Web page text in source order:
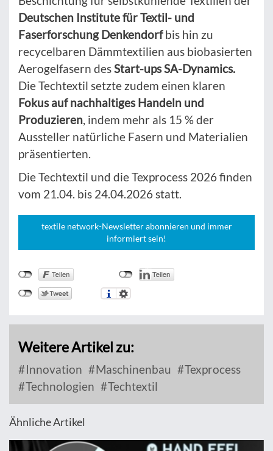
Deutschen Institute für Textil- und
Faserforschung Denkendorfbis hin zu
recycelbaren Dämmtextilien aus biobasierten
Aerogelfasern desStart-ups SA-Dynamics.
Die Techtextil setzte zudem einen klaren
Fokus auf nachhaltiges Handeln und
Produzieren , indem mehr als 15 % der
Aussteller natürliche Fasern und Materialien
präsentierten.
Die Techtextil und die Texprocess 2026 finden
vom 21.04. bis 24.04.2026 statt.
textile network-Newsletter abonnieren und immer
informiert sein!
Weitere Artikel zu:
Innovation Maschinenbau
Texprocess
Technologien
Techtextil
Ähnliche Artikel